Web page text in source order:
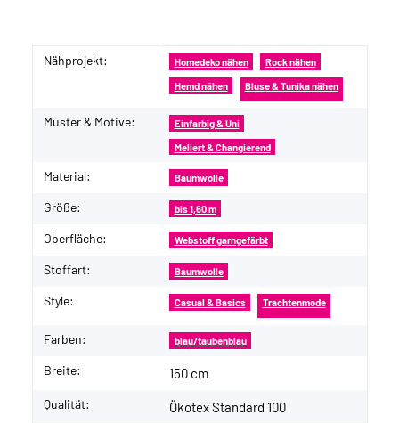
Produkteigenschaft
Wert
Nähprojekt: Homedeko nähen Rock nähen
Hemd nähen Bluse & Tunika nähen
Muster & Motive: Einfarbig & Uni
Meliert & Changierend
Material: Baumwolle
Größe: bis 1,60 m
Oberfläche: Webstoff garngefärbt
Stoffart: Baumwolle
Style: Casual & Basics Trachtenmode
Farben: blau/taubenblau
Breite: 150 cm
Qualität: Ökotex Standard 100